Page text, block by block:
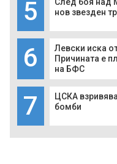
5
нов звезден
6
Левски иска
Причината е
на БФС
7
ЦСКА
бомби